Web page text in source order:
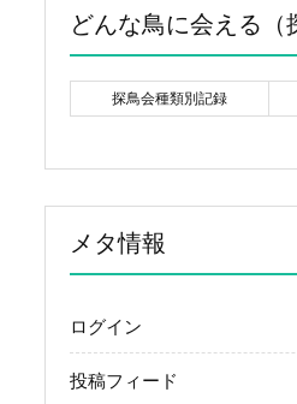
どんな鳥に会える（
探鳥会種類別記録
メタ情報
ログイン
投稿フィード